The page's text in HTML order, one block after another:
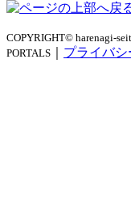
COPYRIGHT© harenagi-
PORTALS
プライバ